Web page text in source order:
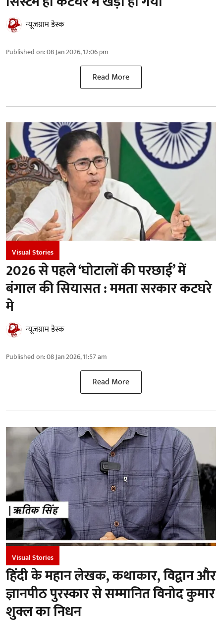
न्यूज़ग्राम डेस्क
Published on:08 Jan 2026, 12:06 pm
Read More
Visual Stories
2026 से पहले ‘घोटालों की परछाई’ में
बंगाल की सियासत : ममता सरकार कटघरे
मे
न्यूज़ग्राम डेस्क
Published on:08 Jan 2026, 11:57 am
Read More
Visual Stories
हिंदी के महान लेखक, कथाकार, विद्वान और
ज्ञानपीठ पुरस्कार से सम्मानित विनोद कुमार
शुक्ल का निधन